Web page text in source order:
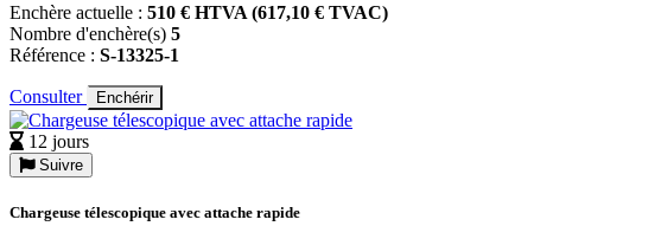
Enchère actuelle : 510 € HTVA (617,10 € TVAC)
Nombre d'enchère(s) 5
Référence : S-13325-1
Consulter Enchérir
12 jours
Suivre
Chargeuse télescopique avec attache rapide